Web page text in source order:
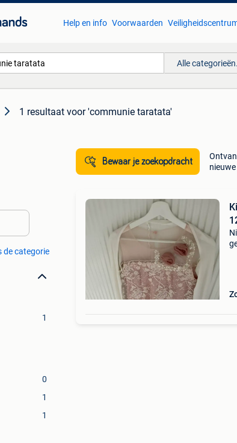
Help en info Voorwaarden
Alle
1 resultaat voor 'communie taratata'
de categorie
1
0
1
1
Bewaar je zoekopdracht